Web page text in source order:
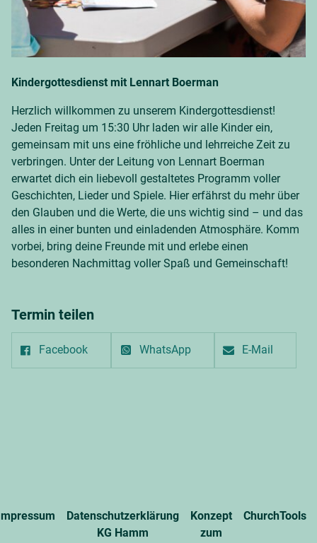
Kindergottesdienst mit Lennart Boerman
Herzlich willkommen zu unserem Kindergottesdienst!
Jeden Freitag um 15:30 Uhr laden wir alle Kinder ein,
gemeinsam mit uns eine fröhliche und lehrreiche Zeit zu
verbringen. Unter der Leitung von Lennart Boerman
erwartet dich ein liebevoll gestaltetes Programm voller
Geschichten, Lieder und Spiele. Hier erfährst du mehr über
den Glauben und die Werte, die uns wichtig sind – und das
alles in einer bunten und einladenden Atmosphäre. Komm
vorbei, bring deine Freunde mit und erlebe einen
besonderen Nachmittag voller Spaß und Gemeinschaft!
Termin teilen
Facebook WhatsApp E-Mail
Datenschutzerklärung
KG Hamm
Konzept
zum
ChurchTools